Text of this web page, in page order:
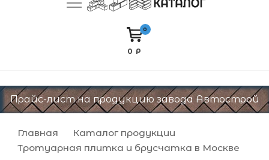
блоков BESSER, кирпича
0
0 Р
Прайс-лист на продукцию завода Автострой
Главная
Каталог продукции
Тротуарная плитка и брусчатка в Москве